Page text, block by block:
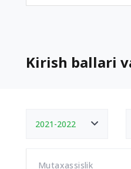
Kirish ballari
2021-2022
Mutaxassislik